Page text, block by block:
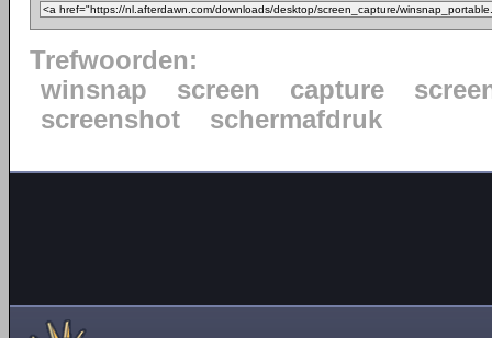
Trefwoorden:
winsnap
screen capture
screenshot
schermafdruk